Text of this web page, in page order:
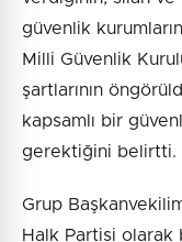
güvenlik
Milli Güvenlik
şartlarının
kapsamlı bir
gerektiğini belirtti.
Grup
Halk Partisi olarak